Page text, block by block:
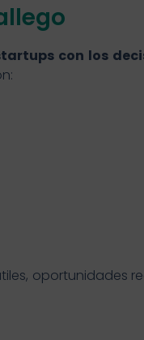
con los
oportunidades